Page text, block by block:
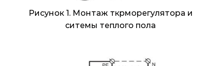
Рисунок 1. Монтаж ткрморегулятора и
ситемы теплого пола